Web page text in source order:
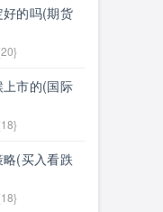
的吗(期货
市的(国际
(买入看跌